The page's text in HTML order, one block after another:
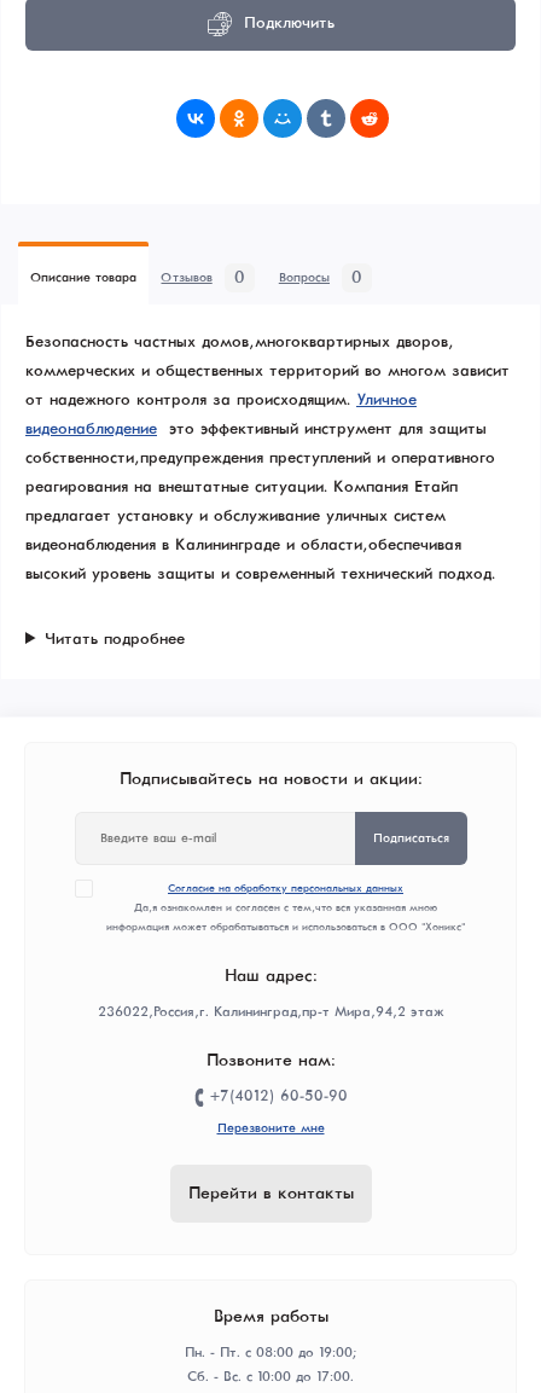
Подключить
Описание товара Отзывов 0 Вопросы 0
Безопасность частных домов, многоквартирных дворов,
коммерческих и общественных территорий во многом зависит
от надежного контроля за происходящим. Уличное
видеонаблюдение – это эффективный инструмент для защиты
собственности, предупреждения преступлений и оперативного
реагирования на внештатные ситуации. Компания Етайп
предлагает установку и обслуживание уличных систем
видеонаблюдения в Калининграде и области, обеспечивая
высокий уровень защиты и современный технический подход.
Читать подробнее
Подписывайтесь на новости и акции:
Подписаться
Согласие на обработку персональных данных
Да, я ознакомлен и согласен с тем, что вся указанная мною
информация может обрабатываться и использоваться в ООО "Хоникс"
Наш адрес:
236022, Россия, г. Калининград, пр-т Мира, 94, 2 этаж
Позвоните нам:
+7(4012) 60-50-90
Перезвоните мне
Перейти в контакты
Время работы
Пн. - Пт. с 08:00 до 19:00;
Сб. - Вс. с 10:00 до 17:00.